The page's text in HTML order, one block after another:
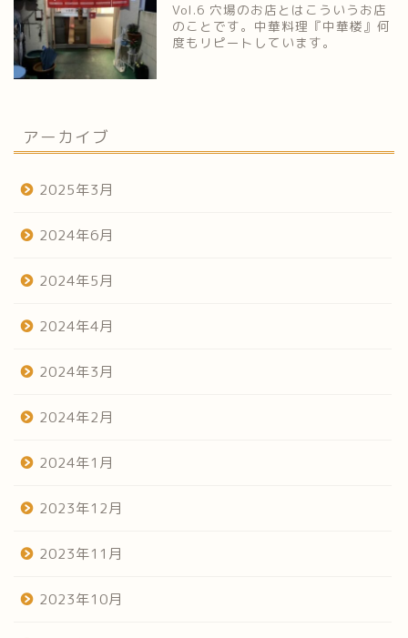
Vol.6 穴場のお店とはこういうお店
のことです。中華料理『中華楼』何
度もリピートしています。
アーカイブ
2025年3月
2024年6月
2024年5月
2024年4月
2024年3月
2024年2月
2024年1月
2023年12月
2023年11月
2023年10月